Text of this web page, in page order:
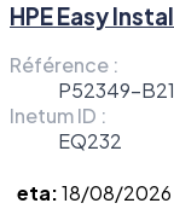
HPE Easy
Référence :
P52349-B21
Inetum ID :
EQ232
eta:18/08/2026